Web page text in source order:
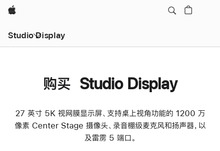
Apple
Studio Display
购买 Studio Display
27 英寸 5K 视网膜显示屏、支持桌上视角功能的 1200 万
像素 Center Stage 摄像头、录音棚级麦克风和扬声器，以
及雷雳 5 端口。